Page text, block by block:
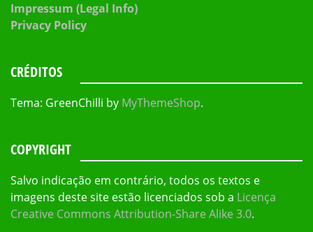
Impressum (Legal Info)
Privacy Policy
CRÉDITOS
Tema: GreenChilli by MyThemeShop.
COPYRIGHT
Salvo indicação em contrário, todos os textos e
imagens deste site estão licenciados sob a Licença
Creative Commons Attribution-Share Alike 3.0.